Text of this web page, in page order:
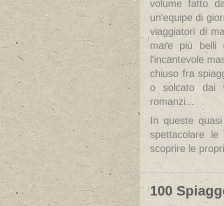
volume fatto
un'equipe di
viaggiatori di
mare più belli
l'incantevole
chiuso fra
o solcato dai
romanzi...
In queste
spettacolare
scoprire le
100